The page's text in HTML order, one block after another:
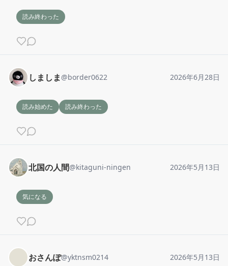
読み終わった
しましま@border0622 2026年6月28日
読み始めた 読み終わった
北国の人間@kitaguni-ningen 2026年5月13日
気になる
おさんぽ@yktnsm0214 2026年5月13日